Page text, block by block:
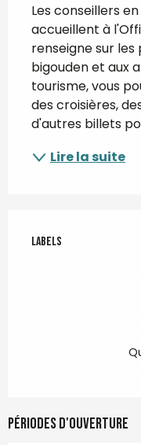
Les conseillers
accueillent à
renseigne sur
bigouden et aux
tourisme, vous
des croisières,
d'autres billets
Lire la suite
Labels
Labels
Périodes d'ouverture